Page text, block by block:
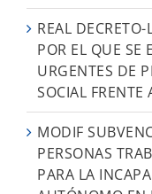
REAL
POR EL QUE SE
URGENTES DE
SOCIAL FRENTE
MODIF
PERSONAS
PARA LA